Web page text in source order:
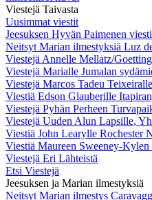
Viestejä Taivasta
Uusimmat viestit
Jeesuksen Hyvän Paimenen
Neitsyt Marian ilmestyksiä Luz
Viestejä Annelle Mellatz/
Viestejä Marialle Jumalan
Viestejä Marcos Tadeu
Viestiä Edson Glauberille
Viestejä Pyhän Perheen
Viestejä Uuden Alun Lapsille,
Viestiä John Learylle Rochester
Viestiä Maureen Sweeney-
Viestejä Eri Lähteistä
Etsi Viestejä
Jeesuksen ja Marian ilmestyksiä
Neitsyt Marian ilmestys